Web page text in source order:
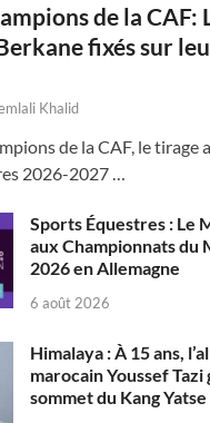
de la CAF:
fixés sur
Khalid
de la CAF, le tirage
2026-2027 …
Sports Équestres : Le
aux Championnats du
2026 en Allemagne
6 août 2026
Himalaya : À 15 ans,
marocain Youssef
sommet du Kang